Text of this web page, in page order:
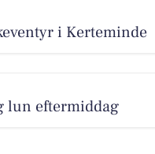
i Kerteminde
lun eftermiddag